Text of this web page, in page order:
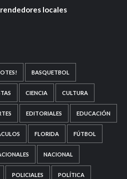
locales
BASQUETBOL
CIENCIA CULTURA
EDITORIALES EDUCACIÓN
FLORIDA FÚTBOL
NACIONAL
POLICIALES POLÍTICA